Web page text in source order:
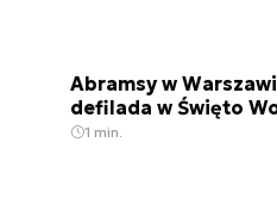
Abramsy w
defilada w Święto
1 min.